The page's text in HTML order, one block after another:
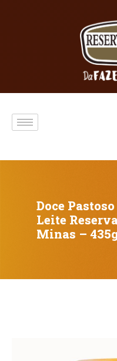
Doce
Leite
Minas –